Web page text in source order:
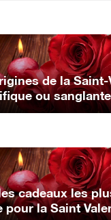
de la Saint-
ou
cadeaux les
pour la Saint